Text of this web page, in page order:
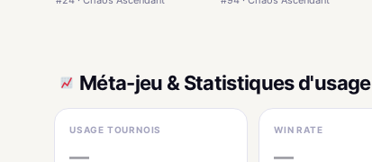
Méta-jeu & Statistiques d'usage
USAGE TOURNOIS
—
WIN RATE
—